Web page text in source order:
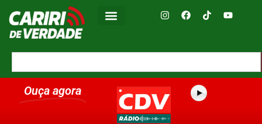
Ouça agora